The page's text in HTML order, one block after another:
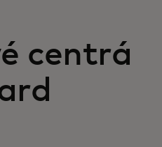
centrá